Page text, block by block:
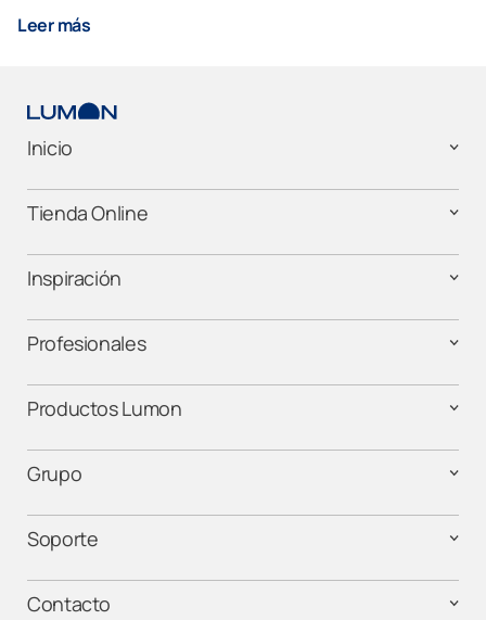
Leer más
Inicio
Tienda Online
Inspiración
Profesionales
Productos Lumon
Grupo
Soporte
Contacto